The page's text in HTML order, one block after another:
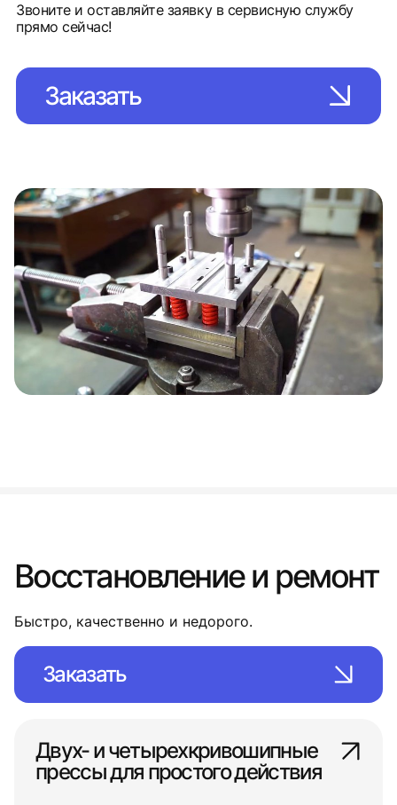
Звоните и оставляйте заявку в сервисную службу
прямо сейчас!
Заказать
Восстановление и ремонт
Быстро, качественно и недорого.
Заказать
Двух- и четырехкривошипные
прессы для простого действия